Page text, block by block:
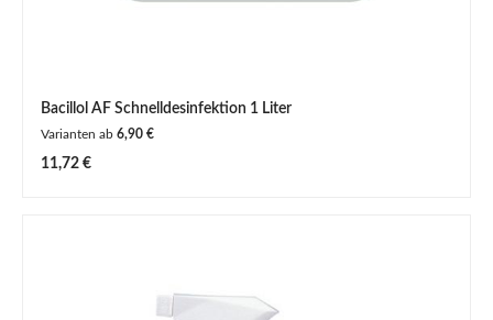
Bacillol AF Schnelldesinfektion 1 Liter
Varianten ab 6,90 €
Regulärer Preis:
11,72 €